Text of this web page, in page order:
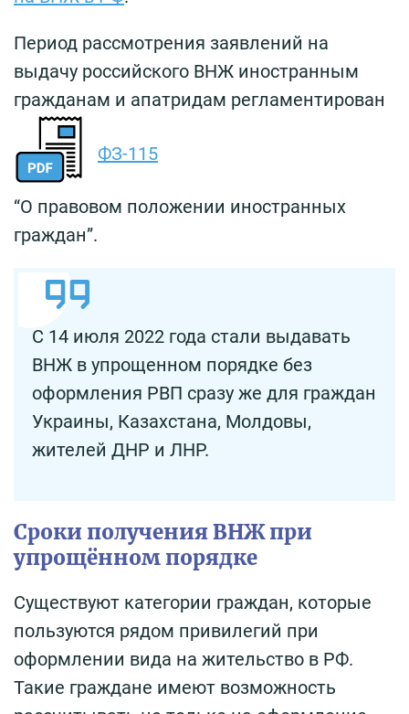
Период рассмотрения заявлений на
выдачу российского ВНЖ иностранным
гражданам и апатридам регламентирован
ФЗ-115
“О правовом положении иностранных
граждан”.
С 14 июля 2022 года стали выдавать
ВНЖ в упрощенном порядке без
оформления РВП сразу же для граждан
Украины, Казахстана, Молдовы,
жителей ДНР и ЛНР.
Сроки получения ВНЖ при
упрощённом порядке
Существуют категории граждан, которые
пользуются рядом привилегий при
оформлении вида на жительство в РФ.
Такие граждане имеют возможность